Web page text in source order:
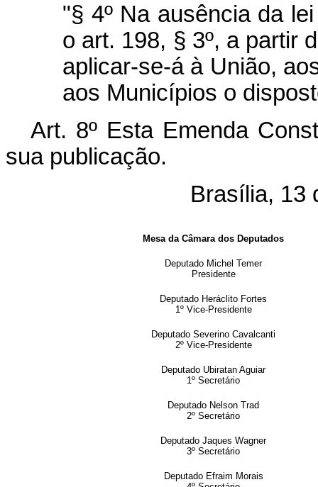
"§ 4º Na ausência da
o art. 198, § 3º, a partir
aplicar-se-á à União,
aos Municípios o
Art. 8º Esta Emenda
sua publicação.
Brasília, 13
Mesa da Câmara dos Deputados
Deputado Michel Temer
Presidente
Deputado Heráclito Fortes
1º Vice-Presidente
Deputado Severino Cavalcanti
2º Vice-Presidente
Deputado Ubiratan Aguiar
1º Secretário
Deputado Nelson Trad
2º Secretário
Deputado Jaques Wagner
3º Secretário
Deputado Efraim Morais